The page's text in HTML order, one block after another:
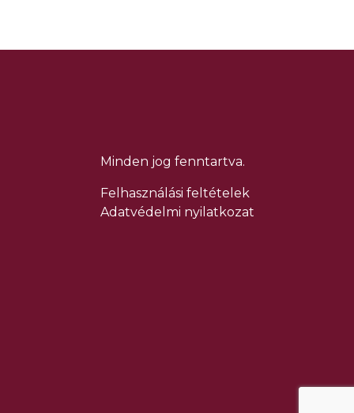
Minden jog fenntartva.
Felhasználási feltételek
Adatvédelmi nyilatkozat